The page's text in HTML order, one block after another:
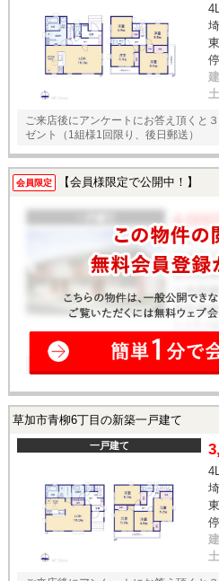
ご来店後にアンケートにお答え頂くと
ゼント（1組様1回限り、後日郵送）
会員限定 【会員様限定で公開中！】
草加市青柳6丁目の新築一戸建て
一戸建て